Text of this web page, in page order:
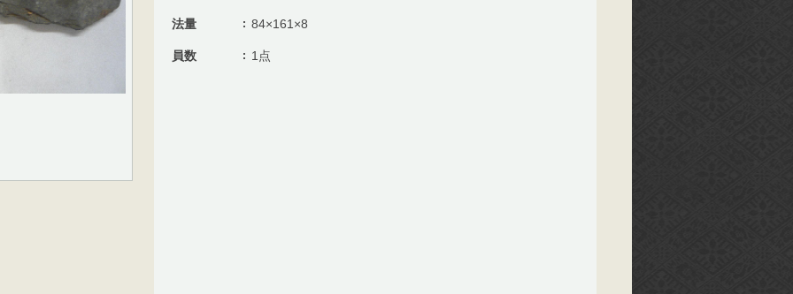
法量 84×161×8
員数 1点